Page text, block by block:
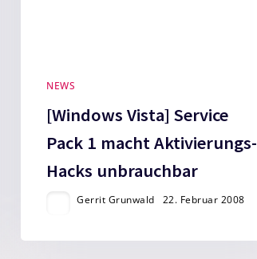
NEWS
[Windows Vista] Service
Pack 1 macht Aktivierungs-
Hacks unbrauchbar
Gerrit Grunwald 22. Februar 2008